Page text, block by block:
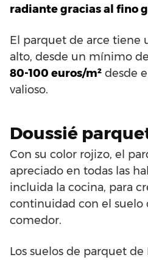
radiante gracias al fino
El parquet de arce tiene
alto, desde un mínimo de
80-100 euros/m² desde
valioso.
Doussié
Con su color rojizo, el
apreciado en todas las
incluida la cocina, para
continuidad con el suelo
comedor.
Los suelos de parquet